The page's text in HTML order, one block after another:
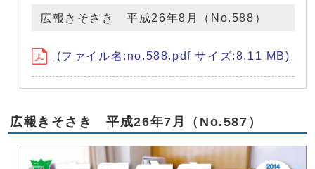
広報きそさき 平成26年8月（No.588）
(ファイル名:no.588.pdf サイズ:8.11 MB)
広報きそさき 平成26年7月（No.587）